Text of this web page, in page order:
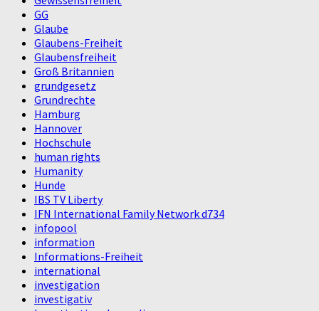
GG
Glaube
Glaubens-Freiheit
Glaubensfreiheit
Groß Britannien
grundgesetz
Grundrechte
Hamburg
Hannover
Hochschule
human rights
Humanity
Hunde
IBS TV Liberty
IFN International Family Network d734
infopool
information
Informations-Freiheit
international
investigation
investigativ